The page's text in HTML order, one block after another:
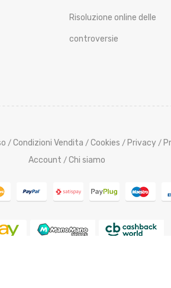
Risoluzione online delle
controversie
/ Condizioni Vendita / Cookies / Privacy /
Account / Chi siamo